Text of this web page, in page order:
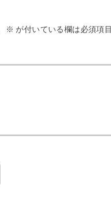
※ が付いている欄は必須項